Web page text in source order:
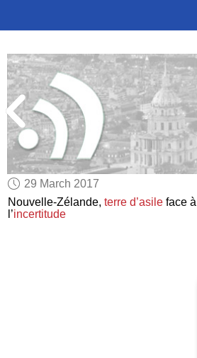
29 March 2017
Nouvelle-Zélande,terre d’asile face à
l’incertitude